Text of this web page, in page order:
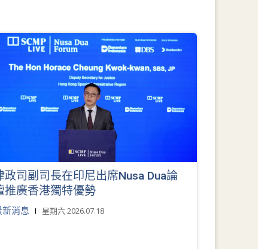
政司副司長在印尼出席Nusa Dua論
推廣香港獨特優勢
新消息 星期六 2026.07.18